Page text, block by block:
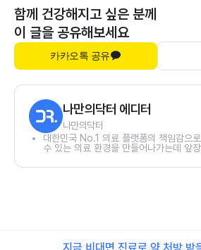
함께 건강해지고 싶은 분께
이 글을 공유해보세요
카카오톡 공유
나만의닥터 에디터
나만의닥터
대한민국 No.1 의료 플랫폼의 책임감으
수 있는 의료 환경을 만들어나가는데 앞